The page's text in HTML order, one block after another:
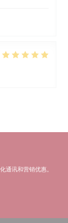
通讯和营销优惠。